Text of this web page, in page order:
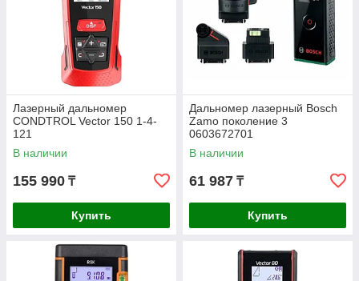
Лазерный дальномер
CONDTROL Vector 150 1-4-
121
В наличии
155 990 ₸
Купить
Дальномер лазерный Bosch
Zamo поколение 3
0603672701
В наличии
61 987 ₸
Купить